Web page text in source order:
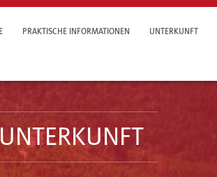
PRAKTISCHE INFORMATIONEN UNTERKUNFT
UNTERKUNFT